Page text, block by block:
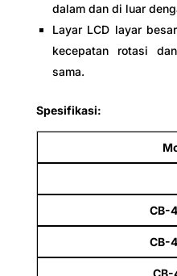
dalam dan di luar
Layar LCD layar
kecepatan rotasi
sama.
Spesifikasi:
CB-
CB-
CB-